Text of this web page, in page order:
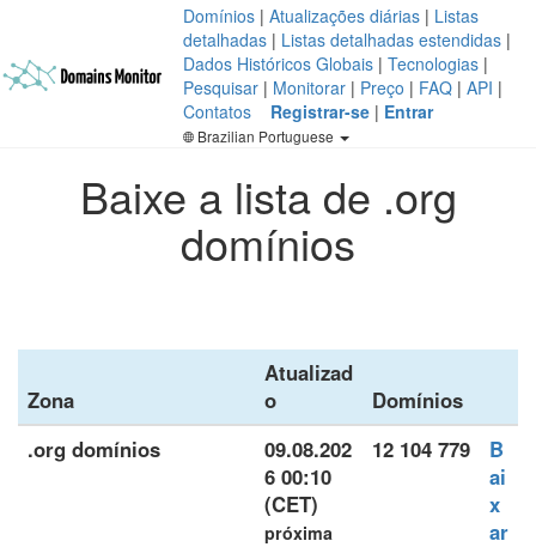
Domínios | Atualizações diárias | Listas
detalhadas | Listas detalhadas estendidas |
Dados Históricos Globais | Tecnologias |
Pesquisar | Monitorar | Preço | FAQ | API |
Contatos
Registrar-se | Entrar
Brazilian Portuguese
Baixe a lista de .org
domínios
Zona
Atualizad
o
Domínios
.org domínios
09.08.202
6 00:10
(CET)
próxima
12 104 779
B
ai
x
ar